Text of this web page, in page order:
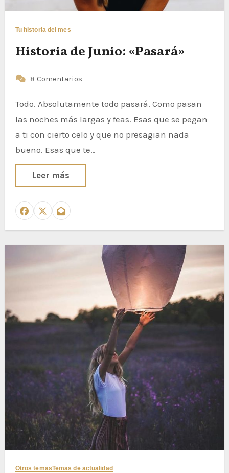
Tu historia del mes
Historia de Junio: «Pasará»
8 Comentarios
Todo. Absolutamente todo pasará. Como pasan
las noches más largas y feas. Esas que se pegan
a ti con cierto celo y que no presagian nada
bueno. Esas que te…
Leer más
Otros temasTemas de actualidad